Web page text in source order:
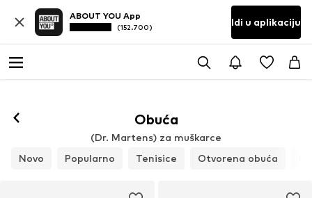
ABOUT YOU App
(152.700) Idi u aplikaciju
Obuća
(Dr. Martens) za muškarce
Novo
Popularno Tenisice Otvorena obuća